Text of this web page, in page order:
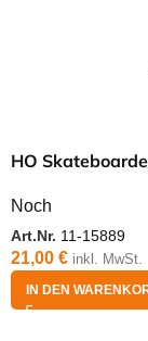
HO
Noch
Art.Nr. 11-15889
21,00 € inkl. MwSt.
IN DEN